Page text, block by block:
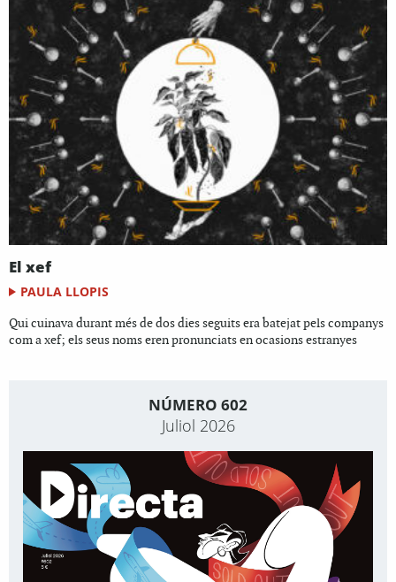
El xef
PAULA LLOPIS
Qui cuinava durant més de dos dies seguits era batejat pels companys
com a xef; els seus noms eren pronunciats en ocasions estranyes
NÚMERO 602
Juliol 2026